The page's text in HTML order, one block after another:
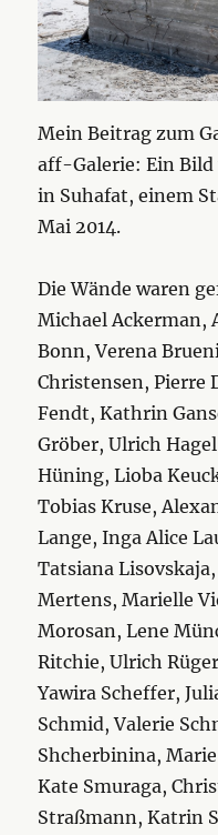
Mein Beitrag zum
aff-Galerie: Ein Bild
in Suhafat, einem
Mai 2014.
Die Wände waren
Michael Ackerman,
Bonn, Verena
Christensen, Pierre
Fendt, Kathrin
Gröber, Ulrich
Hüning, Lioba
Tobias Kruse,
Lange, Inga Alice
Tatsiana
Mertens, Marielle
Morosan, Lene
Ritchie, Ulrich
Yawira Scheffer,
Schmid, Valerie
Shcherbinina,
Kate Smuraga,
Straßmann, Katrin